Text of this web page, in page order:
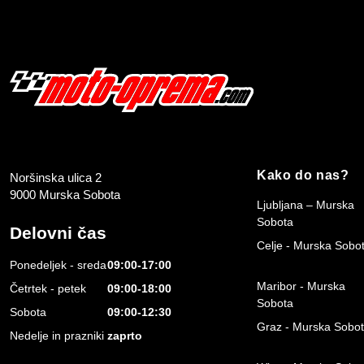
Noršinska ulica 2
9000 Murska Sobota
Delovni čas
Ponedeljek - sreda09:00-17:00
Četrtek - petek
09:00-18:00
Sobota
09:00-12:30
Nedelje in prazniki zaprto
Kako do nas?
Ljubljana – Murska
Sobota
Celje - Murska
Maribor - Murska
Sobota
Graz - Murska